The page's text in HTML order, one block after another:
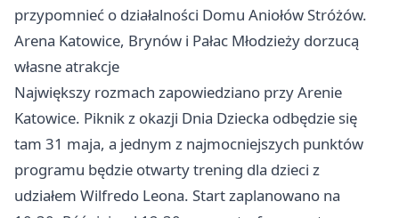
przypomnieć o działalności Domu Aniołów Stróżów.
Arena Katowice, Brynów i Pałac Młodzieży dorzucą
własne atrakcje
Największy rozmach zapowiedziano przy Arenie
Katowice. Piknik z okazji Dnia Dziecka odbędzie się
tam 31 maja, a jednym z najmocniejszych punktów
programu będzie otwarty trening dla dzieci z
udziałem Wilfredo Leona. Start zaplanowano na